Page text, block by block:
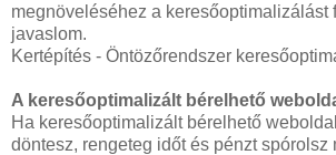
megnöveléséhez a keresőoptimalizálást
javaslom.
Kertépítés - Öntözőrendszer
A keresőoptimalizált bérelhető
Ha keresőoptimalizált bérelhető
döntesz, rengeteg időt és pénzt spórolsz